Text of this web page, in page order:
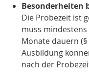
Besonderheiten
Die Probezeit ist
muss
Monate dauern
Ausbildung
nach der